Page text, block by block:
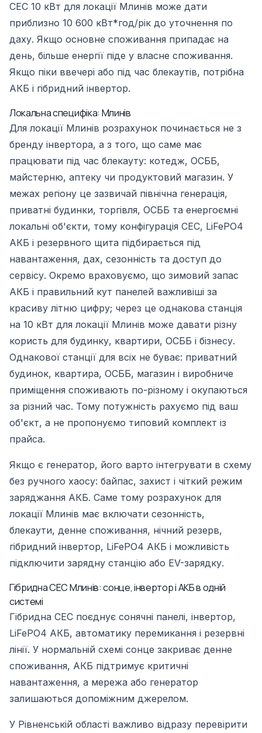
СЕС 10 кВт для локації Млинів може дати
приблизно 10 600 кВт*год/рік до уточнення по
даху. Якщо основне споживання припадає на
день, більше енергії піде у власне споживання.
Якщо піки ввечері або під час блекаутів, потрібна
АКБ і гібридний інвертор.
Локальна специфіка: Млинів
Для локації Млинів розрахунок починається не з
бренду інвертора, а з того, що саме має
працювати під час блекауту: котедж, ОСББ,
майстерню, аптеку чи продуктовий магазин. У
межах регіону це зазвичай північна генерація,
приватні будинки, торгівля, ОСББ та енергоємні
локальні об'єкти, тому конфігурація СЕС, LiFePO4
АКБ і резервного щита підбирається під
навантаження, дах, сезонність та доступ до
сервісу. Окремо враховуємо, що зимовий запас
АКБ і правильний кут панелей важливіші за
красиву літню цифру; через це однакова станція
на 10 кВт для локації Млинів може давати різну
користь для будинку, квартири, ОСББ і бізнесу.
Однакової станції для всіх не буває: приватний
будинок, квартира, ОСББ, магазин і виробниче
приміщення споживають по-різному і окупаються
за різний час. Тому потужність рахуємо під ваш
об'єкт, а не пропонуємо типовий комплект із
прайса.
Якщо є генератор, його варто інтегрувати в схему
без ручного хаосу: байпас, захист і чіткий режим
заряджання АКБ. Саме тому розрахунок для
локації Млинів має включати сезонність,
блекаути, денне споживання, нічний резерв,
гібридний інвертор, LiFePO4 АКБ і можливість
підключити зарядну станцію або EV-зарядку.
Гібридна СЕС Млинів: сонце, інвертор і АКБ в одній
системі
Гібридна СЕС поєднує сонячні панелі, інвертор,
LiFePO4 АКБ, автоматику перемикання і резервні
лінії. У нормальній схемі сонце закриває денне
споживання, АКБ підтримує критичні
навантаження, а мережа або генератор
залишаються допоміжним джерелом.
У Рівненській області важливо відразу перевірити